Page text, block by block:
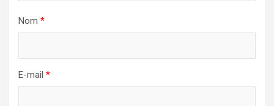
Nom *
E-mail *